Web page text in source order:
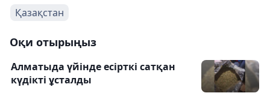
Қазақстан
Оқи отырыңыз
Алматыда үйінде есірткі сатқан
күдікті ұсталды